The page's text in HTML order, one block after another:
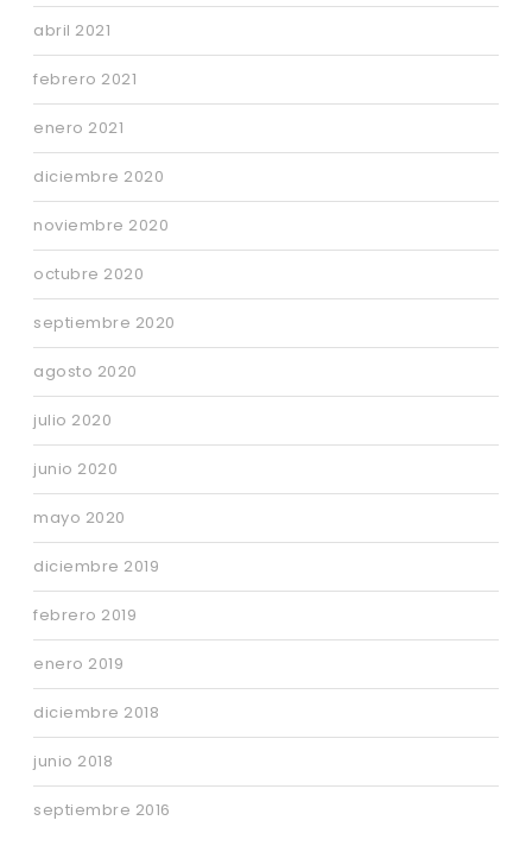
abril 2021
febrero 2021
enero 2021
diciembre 2020
noviembre 2020
octubre 2020
septiembre 2020
agosto 2020
julio 2020
junio 2020
mayo 2020
diciembre 2019
febrero 2019
enero 2019
diciembre 2018
junio 2018
septiembre 2016